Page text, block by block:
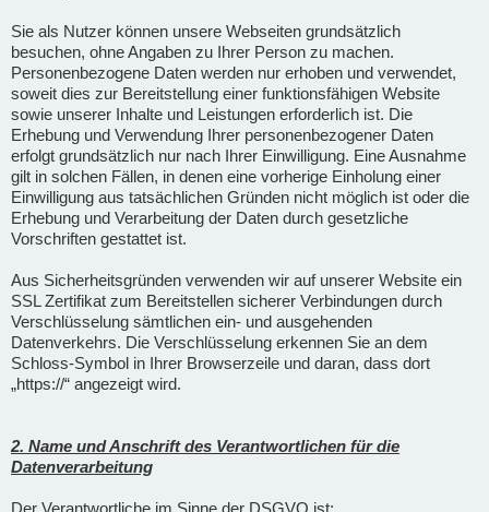
Sie als Nutzer können unsere Webseiten grundsätzlich
besuchen, ohne Angaben zu Ihrer Person zu machen.
Personenbezogene Daten werden nur erhoben und verwendet,
soweit dies zur Bereitstellung einer funktionsfähigen Website
sowie unserer Inhalte und Leistungen erforderlich ist. Die
Erhebung und Verwendung Ihrer personenbezogener Daten
erfolgt grundsätzlich nur nach Ihrer Einwilligung. Eine Ausnahme
gilt in solchen Fällen, in denen eine vorherige Einholung einer
Einwilligung aus tatsächlichen Gründen nicht möglich ist oder die
Erhebung und Verarbeitung der Daten durch gesetzliche
Vorschriften gestattet ist.
Aus Sicherheitsgründen verwenden wir auf unserer Website ein
SSL Zertifikat zum Bereitstellen sicherer Verbindungen durch
Verschlüsselung sämtlichen ein- und ausgehenden
Datenverkehrs. Die Verschlüsselung erkennen Sie an dem
Schloss-Symbol in Ihrer Browserzeile und daran, dass dort
„https://“ angezeigt wird.
2. Name und Anschrift des Verantwortlichen für die
Datenverarbeitung
Der Verantwortliche im Sinne der DSGVO ist: